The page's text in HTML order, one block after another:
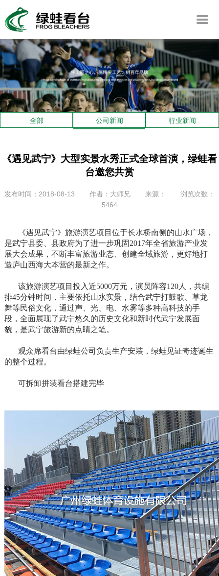
全部 公司新闻 行业新闻
《遇见武宁》大型实景水秀正式全球首演，绿蛙看
台邀您共赏
发布时间：2018-08-13 作者：大师兄 来源：
浏览次数：
5464
《遇见武宁》旅游演艺项目位于长水桥南侧的山水广场，
是武宁县委、县政府为了进一步巩固2017年全省旅游产业发
展大会成果，不断丰富旅游业态、创建全域旅游，更好地打
造庐山西海大本营的最新之作。
该旅游演艺项目投入近5000万元，演员阵容120人，共编
排45分钟时间，主要依托山水实景，结合武宁打鼓歌、草龙
舞等民俗文化，通过声、光、电、水雾等多种高科技的手
段，全面展现了武宁悠久的历史文化和新时代武宁发展面
貌，是武宁旅游新的点睛之笔。
观众席看台由绿蛙公司负责生产安装，绿蛙见证奇迹诞生
的整个过程。
可拆卸拼装看台搭建完毕